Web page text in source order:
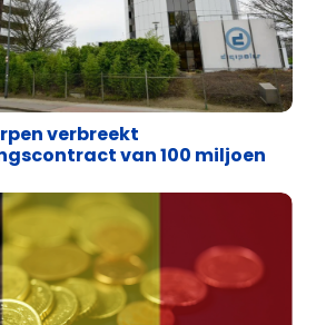
verbreekt
van 100 miljoen